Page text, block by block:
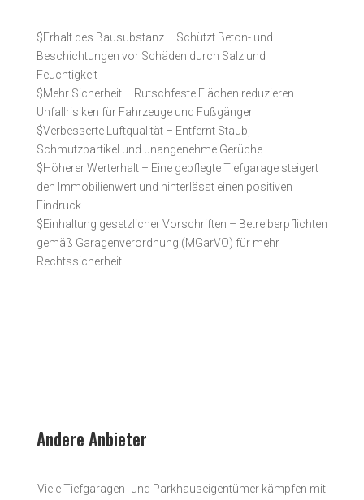
$Erhalt des Bausubstanz – Schützt Beton- und
Beschichtungen vor Schäden durch Salz und
Feuchtigkeit
$Mehr Sicherheit – Rutschfeste Flächen reduzieren
Unfallrisiken für Fahrzeuge und Fußgänger
$Verbesserte Luftqualität – Entfernt Staub,
Schmutzpartikel und unangenehme Gerüche
$Höherer Werterhalt – Eine gepflegte Tiefgarage steigert
den Immobilienwert und hinterlässt einen positiven
Eindruck
$Einhaltung gesetzlicher Vorschriften – Betreiberpflichten
gemäß Garagenverordnung (MGarVO) für mehr
Rechtssicherheit
Andere Anbieter
Viele Tiefgaragen- und Parkhauseigentümer kämpfen mit